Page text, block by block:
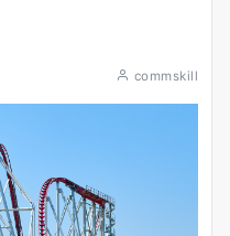
commskill